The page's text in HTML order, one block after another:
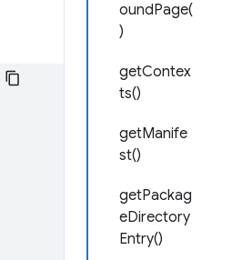
oundPage(
)
getContex
ts()
getManife
st()
getPackag
eDirectory
Entry()